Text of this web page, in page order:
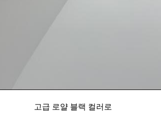
고급 로얄 블랙 컬러로